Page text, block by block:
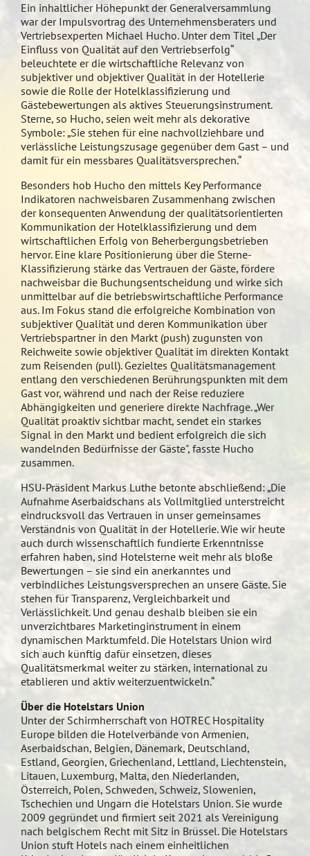
Ein inhaltlicher Höhepunkt der Generalversammlung
war der Impulsvortrag des Unternehmensberaters und
Vertriebsexperten Michael Hucho. Unter dem Titel „Der
Einfluss von Qualität auf den Vertriebserfolg“
beleuchtete er die wirtschaftliche Relevanz von
subjektiver und objektiver Qualität in der Hotellerie
sowie die Rolle der Hotelklassifizierung und
Gästebewertungen als aktives Steuerungsinstrument.
Sterne, so Hucho, seien weit mehr als dekorative
Symbole: „Sie stehen für eine nachvollziehbare und
verlässliche Leistungszusage gegenüber dem Gast – und
damit für ein messbares Qualitätsversprechen.“
Besonders hob Hucho den mittels Key Performance
Indikatoren nachweisbaren Zusammenhang zwischen
der konsequenten Anwendung der qualitätsorientierten
Kommunikation der Hotelklassifizierung und dem
wirtschaftlichen Erfolg von Beherbergungsbetrieben
hervor. Eine klare Positionierung über die Sterne-
Klassifizierung stärke das Vertrauen der Gäste, fördere
nachweisbar die Buchungsentscheidung und wirke sich
unmittelbar auf die betriebswirtschaftliche Performance
aus. Im Fokus stand die erfolgreiche Kombination von
subjektiver Qualität und deren Kommunikation über
Vertriebspartner in den Markt (push) zugunsten von
Reichweite sowie objektiver Qualität im direkten Kontakt
zum Reisenden (pull). Gezieltes Qualitätsmanagement
entlang den verschiedenen Berührungspunkten mit dem
Gast vor, während und nach der Reise reduziere
Abhängigkeiten und generiere direkte Nachfrage. „Wer
Qualität proaktiv sichtbar macht, sendet ein starkes
Signal in den Markt und bedient erfolgreich die sich
wandelnden Bedürfnisse der Gäste", fasste Hucho
zusammen.
HSU-Präsident Markus Luthe betonte abschließend: „Die
Aufnahme Aserbaidschans als Vollmitglied unterstreicht
eindrucksvoll das Vertrauen in unser gemeinsames
Verständnis von Qualität in der Hotellerie. Wie wir heute
auch durch wissenschaftlich fundierte Erkenntnisse
erfahren haben, sind Hotelsterne weit mehr als bloße
Bewertungen – sie sind ein anerkanntes und
verbindliches Leistungsversprechen an unsere Gäste. Sie
stehen für Transparenz, Vergleichbarkeit und
Verlässlichkeit. Und genau deshalb bleiben sie ein
unverzichtbares Marketinginstrument in einem
dynamischen Marktumfeld. Die Hotelstars Union wird
sich auch künftig dafür einsetzen, dieses
Qualitätsmerkmal weiter zu stärken, international zu
etablieren und aktiv weiterzuentwickeln.“
Über die Hotelstars Union
Unter der Schirmherrschaft von HOTREC Hospitality
Europe bilden die Hotelverbände von Armenien,
Aserbaidschan, Belgien, Dänemark, Deutschland,
Estland, Georgien, Griechenland, Lettland, Liechtenstein,
Litauen, Luxemburg, Malta, den Niederlanden,
Österreich, Polen, Schweden, Schweiz, Slowenien,
Tschechien und Ungarn die Hotelstars Union. Sie wurde
2009 gegründet und firmiert seit 2021 als Vereinigung
nach belgischem Recht mit Sitz in Brüssel. Die Hotelstars
Union stuft Hotels nach einem einheitlichen